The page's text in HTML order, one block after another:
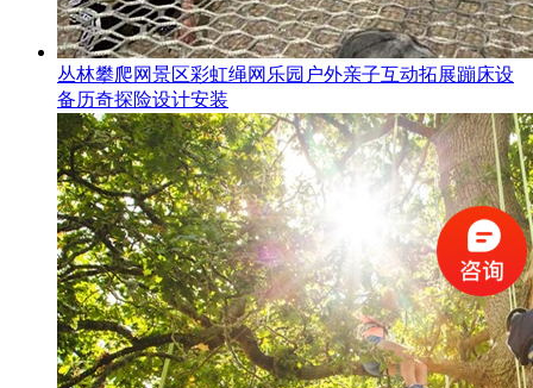
丛林攀爬网景区彩虹绳网乐园户外亲子互动拓展蹦床设
备历奇探险设计安装